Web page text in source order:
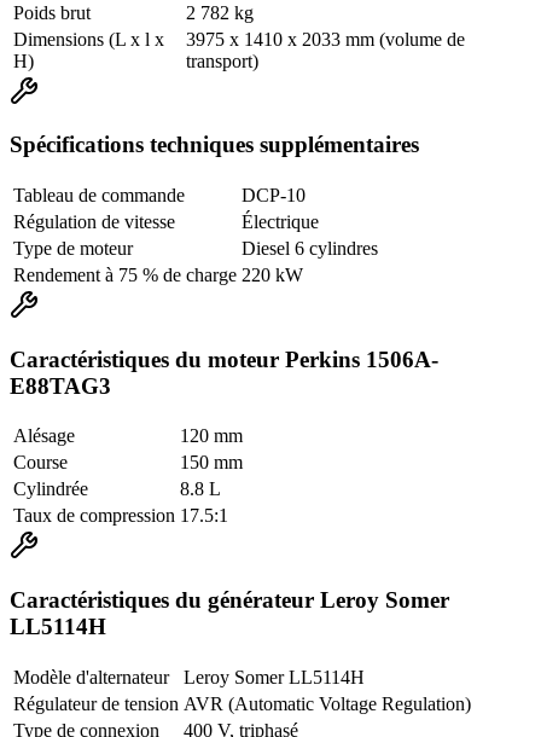
Poids brut
2 782 kg
Dimensions (L x l x
H)
3975 x 1410 x 2033 mm (volume de
transport)
Spécifications techniques supplémentaires
Tableau de commande
DCP-10
Régulation de vitesse
Électrique
Type de moteur
Diesel 6 cylindres
Rendement à 75 % de charge 220 kW
Caractéristiques du moteur Perkins 1506A-
E88TAG3
Alésage
120 mm
Course
150 mm
Cylindrée
8.8 L
Taux de compression 17.5:1
Caractéristiques du générateur Leroy Somer
LL5114H
Modèle d'alternateur
Leroy Somer LL5114H
Régulateur de tension AVR (Automatic Voltage Regulation)
Type de connexion
400 V, triphasé